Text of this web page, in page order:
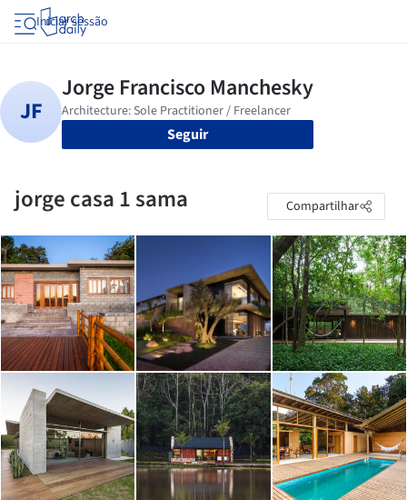
Iniciar sessão
Seguir
jorge casa 1 sama Compartilhar